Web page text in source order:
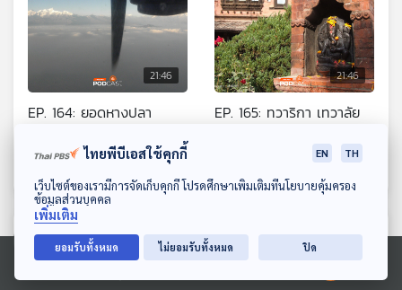
ดาวน์โหลด Thai PBS Podcast Application
Ⓒ 2020 องค์การกระจายเสียงและแพร่ภาพสาธารณะแห่งประเทศไทย
21:46
EP. 164: ยอดหางปลา
ทีละเรื่อง ทีละภาพ
21:46
EP. 165: ทวาริกา เทวาลัย
ตอนที่เกี่ยวข้อง
ไทยพีบีเอสใช้คุกกี้ EN TH
เว็บไซต์ของเรามีการจัดเก็บคุกกี้ โปรดศึกษาเพิ่มเติมที่นโยบายคุ้มครอง
ข้อมูลส่วนบุคคล
เพิ่มเติม
ยอมรับทั้งหมด ไม่ยอมรับทั้งหมด ปิด